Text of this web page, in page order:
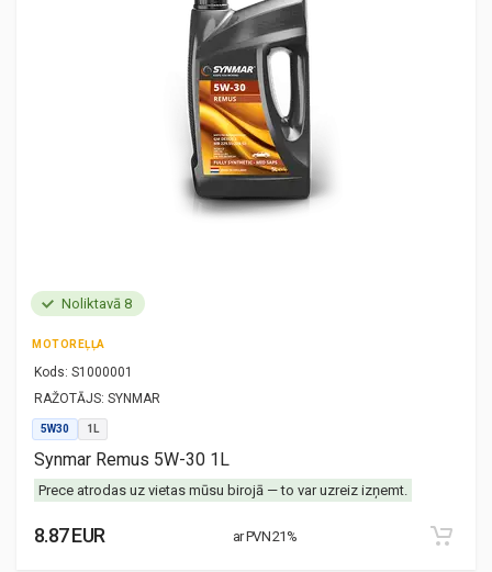
Noliktavā 8
MOTOREĻĻA
Kods: S1000001
RAŽOTĀJS: SYNMAR
5W30 1L
Synmar Remus 5W-30 1L
Prece atrodas uz vietas mūsu birojā — to var uzreiz izņemt.
8.87 EUR ar PVN 21%